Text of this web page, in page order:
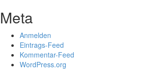
Meta
Anmelden
Eintrags-Feed
Kommentar-Feed
WordPress.org